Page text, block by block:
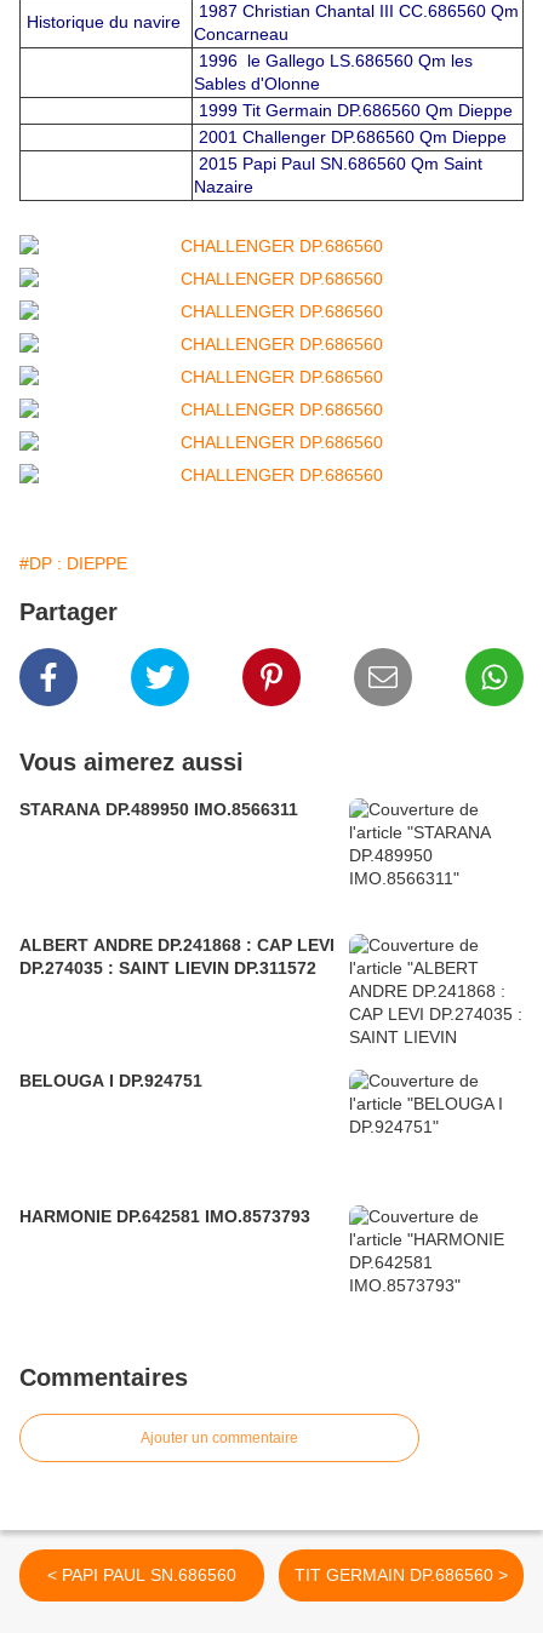
Historique du navire
1987 Christian Chantal III CC.686560 Qm
Concarneau
1996 le Gallego LS.686560 Qm les
Sables d'Olonne
1999 Tit Germain DP.686560 Qm Dieppe
2001 Challenger DP.686560 Qm Dieppe
2015 Papi Paul SN.686560 Qm Saint
Nazaire
#DP : DIEPPE
Partager
Vous aimerez aussi
STARANA DP.489950 IMO.8566311
ALBERT ANDRE DP.241868 : CAP LEVI
DP.274035 : SAINT LIEVIN DP.311572
BELOUGA I DP.924751
HARMONIE DP.642581 IMO.8573793
Commentaires
Ajouter un commentaire
< PAPI PAUL SN.686560 TIT GERMAIN DP.686560 >